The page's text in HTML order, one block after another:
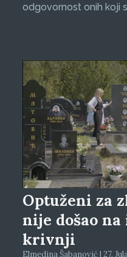
odgovornost onih koji
Optuženi za
nije došao
krivnji
Elmedina Šabanović | 27.